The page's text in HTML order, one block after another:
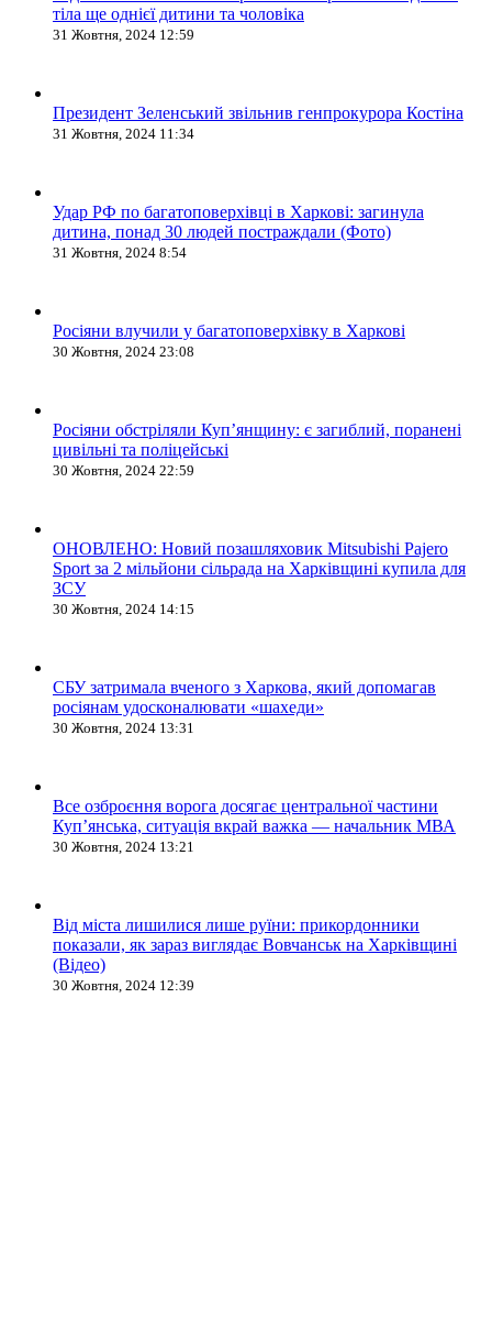
тіла ще однієї дитини та чоловіка
31 Жовтня, 2024 12:59
Президент Зеленський звільнив генпрокурора Костіна
31 Жовтня, 2024 11:34
Удар РФ по багатоповерхівці в Харкові: загинула
дитина, понад 30 людей постраждали (Фото)
31 Жовтня, 2024 8:54
Росіяни влучили у багатоповерхівку в Харкові
30 Жовтня, 2024 23:08
Росіяни обстріляли Купʼянщину: є загиблий, поранені
цивільні та поліцейські
30 Жовтня, 2024 22:59
ОНОВЛЕНО: Новий позашляховик Mitsubishi Pajero
Sport за 2 мільйони сільрада на Харківщині купила для
ЗСУ
30 Жовтня, 2024 14:15
СБУ затримала вченого з Харкова, який допомагав
росіянам удосконалювати «шахеди»
30 Жовтня, 2024 13:31
Все озброєння ворога досягає центральної частини
Куп’янська, ситуація вкрай важка — начальник МВА
30 Жовтня, 2024 13:21
Від міста лишилися лише руїни: прикордонники
показали, як зараз виглядає Вовчанськ на Харківщині
(Відео)
30 Жовтня, 2024 12:39